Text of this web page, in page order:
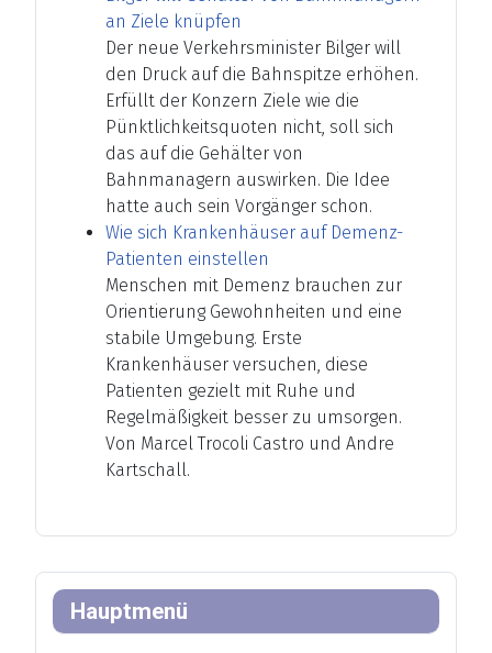
Hauptmenü
an Ziele knüpfen
Der neue Verkehrsminister Bilger will
den Druck auf die Bahnspitze erhöhen.
Erfüllt der Konzern Ziele wie die
Pünktlichkeitsquoten nicht, soll sich
das auf die Gehälter von
Bahnmanagern auswirken. Die Idee
hatte auch sein Vorgänger schon.
Wie sich Krankenhäuser auf Demenz-
Patienten einstellen
Menschen mit Demenz brauchen zur
Orientierung Gewohnheiten und eine
stabile Umgebung. Erste
Krankenhäuser versuchen, diese
Patienten gezielt mit Ruhe und
Regelmäßigkeit besser zu umsorgen.
Von Marcel Trocoli Castro und Andre
Kartschall.